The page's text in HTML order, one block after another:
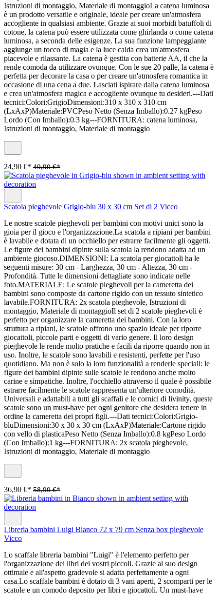
Istruzioni di montaggio, Materiale di montaggioLa catena luminosa
è un prodotto versatile e originale, ideale per creare un'atmosfera
accogliente in qualsiasi ambiente. Grazie ai suoi morbidi batuffoli di
cotone, la catena può essere utilizzata come ghirlanda o come catena
luminosa, a seconda delle esigenze. La sua funzione lampeggiante
aggiunge un tocco di magia e la luce calda crea un'atmosfera
piacevole e rilassante. La catena è gestita con batterie AA, il che la
rende comoda da utilizzare ovunque. Con le sue 20 palle, la catena è
perfetta per decorare la casa o per creare un'atmosfera romantica in
occasione di una cena a due. Lasciati ispirare dalla catena luminosa
e crea un'atmosfera magica e accogliente ovunque tu desideri.---Dati
tecnici:Colori:GrigioDimensioni:310 x 310 x 310 cm
(LxAxP)Materiale:PVCPeso Netto (Senza Imballo):0.27 kgPeso
Lordo (Con Imballo):0.3 kg---FORNITURA: catena luminosa,
Istruzioni di montaggio, Materiale di montaggio
24,90 €* 49,90 €*
Scatola pieghevole Grigio-blu 30 x 30 cm Set di 2 Vicco
Le nostre scatole pieghevoli per bambini con motivi unici sono la
gioia per il gioco e l'organizzazione.La scatola a ripiani per bambini
è lavabile e dotata di un occhiello per estrarre facilmente gli oggetti.
Le figure dei bambini dipinte sulla scatola la rendono adatta ad un
ambiente giocoso.DIMENSIONI: La scatola per giocattoli ha le
seguenti misure: 30 cm - Larghezza, 30 cm - Altezza, 30 cm -
Profondità. Tutte le dimensioni dettagliate sono indicate nelle
foto.MATERIALE: Le scatole pieghevoli per la cameretta dei
bambini sono composte da cartone rigido con un tessuto sintetico
lavabile.FORNITURA: 2x scatola pieghevole, Istruzioni di
montaggio, Materiale di montaggioIl set di 2 scatole pieghevoli è
perfetto per organizzare la cameretta dei bambini. Con la loro
struttura a ripiani, le scatole offrono uno spazio ideale per riporre
giocattoli, piccole parti e oggetti di vario genere. Il loro design
pieghevole le rende molto pratiche e facili da riporre quando non in
uso. Inoltre, le scatole sono lavabili e resistenti, perfette per l'uso
quotidiano. Ma non è solo la loro funzionalità a renderle speciali: le
figure dei bambini dipinte sulle scatole le rendono anche molto
carine e simpatiche. Inoltre, l'occhiello attraverso il quale è possibile
estrarre facilmente le scatole rappresenta un'ulteriore comodità.
Universali e adattabili a tutti gli scaffali e le cornici di livinity, queste
scatole sono un must-have per ogni genitore che desidera tenere in
ordine la cameretta dei propri figli.---Dati tecnici:Colori:Grigio-
bluDimensioni:30 x 30 x 30 cm (LxAxP)Materiale:Cartone rigido
con vello di plasticaPeso Netto (Senza Imballo):0.8 kgPeso Lordo
(Con Imballo):1 kg---FORNITURA: 2x scatola pieghevole,
Istruzioni di montaggio, Materiale di montaggio
36,90 €* 58,90 €*
Libreria bambini Luigi Bianco 72 x 79 cm Senza box pieghevole
Vicco
Lo scaffale libreria bambini "Luigi" è l'elemento perfetto per
l'organizzazione dei libri dei vostri piccoli. Grazie al suo design
ottimale e all'aspetto gradevole si adatta perfettamente a ogni
casa.Lo scaffale bambini è dotato di 3 vani aperti, 2 scomparti per le
scatole e un comodo deposito per libri e giocattoli. Un must-have